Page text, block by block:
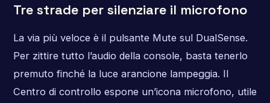
Tre strade per silenziare il microfono
La via più veloce è il pulsante Mute sul DualSense.
Per zittire tutto l’audio della console, basta tenerlo
premuto finché la luce arancione lampeggia. Il
Centro di controllo espone un’icona microfono, utile